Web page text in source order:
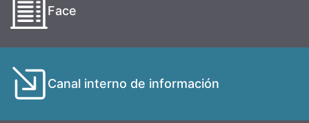
Face
Canal interno de información